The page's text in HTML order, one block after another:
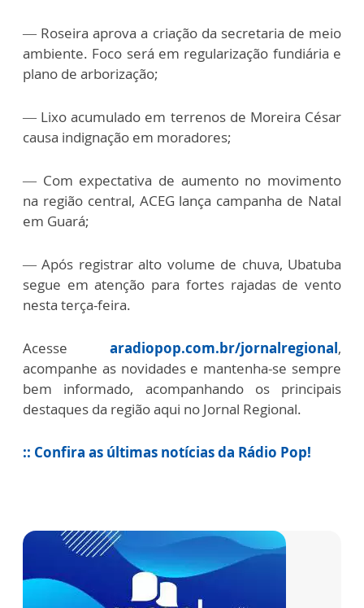
— Roseira aprova a criação da secretaria de meio
ambiente. Foco será em regularização fundiária e
plano de arborização;
— Lixo acumulado em terrenos de Moreira César
causa indignação em moradores;
— Com expectativa de aumento no movimento
na região central, ACEG lança campanha de Natal
em Guará;
— Após registrar alto volume de chuva, Ubatuba
segue em atenção para fortes rajadas de vento
nesta terça-feira.
Acesse aradiopop.com.br/jornalregional,
acompanhe as novidades e mantenha-se sempre
bem informado, acompanhando os principais
destaques da região aqui no Jornal Regional.
:: Confira as últimas notícias da Rádio Pop!